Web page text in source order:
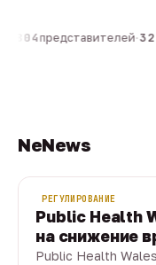
804представителей·325
NeNews
РЕГУЛИРОВАНИЕ
Public Health
на снижение
Public Health